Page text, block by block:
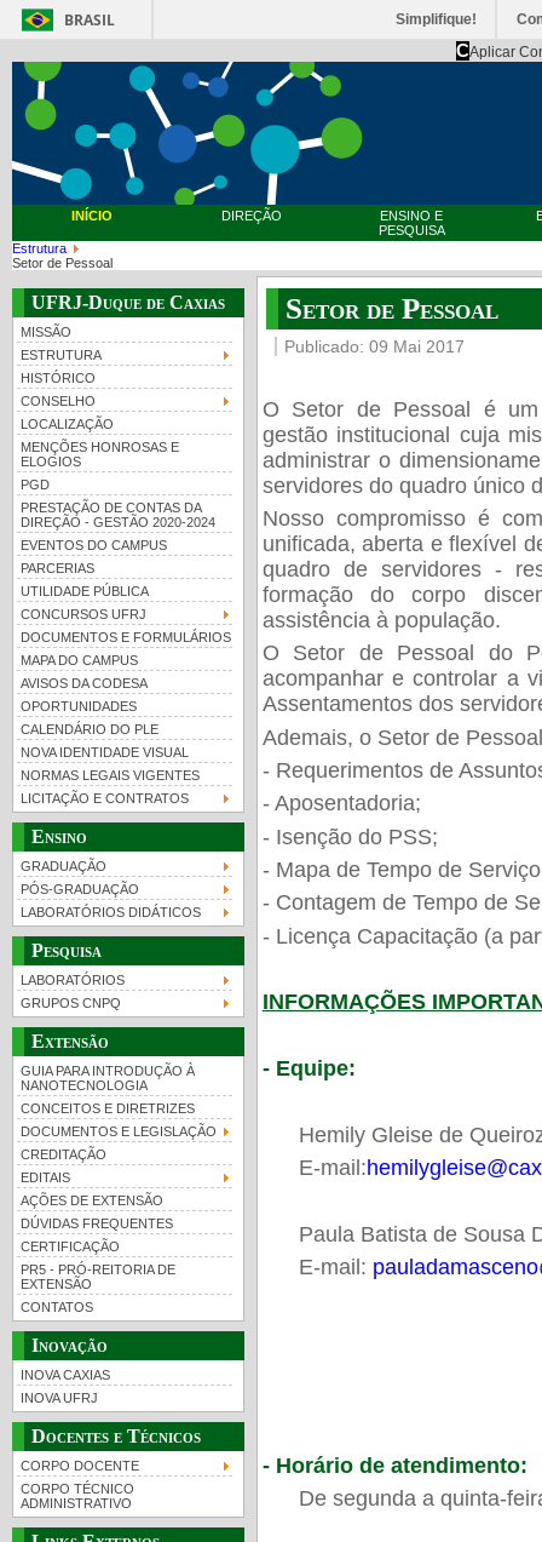
BRASIL Simplifique!
CAplicar
INÍCIO DIREÇÃO
ENSINO E
PESQUISA
Estrutura
Setor de Pessoal
UFRJ-Duque de Caxias
MISSÃO
ESTRUTURA
HISTÓRICO
CONSELHO
LOCALIZAÇÃO
MENÇÕES HONROSAS E
ELOGIOS
PGD
PRESTAÇÃO DE CONTAS DA
DIREÇÃO - GESTÃO 2020-2024
EVENTOS DO CAMPUS
PARCERIAS
UTILIDADE PÚBLICA
CONCURSOS UFRJ
DOCUMENTOS E FORMULÁRIOS
MAPA DO CAMPUS
AVISOS DA CODESA
OPORTUNIDADES
CALENDÁRIO DO PLE
NOVA IDENTIDADE VISUAL
NORMAS LEGAIS VIGENTES
LICITAÇÃO E CONTRATOS
Ensino
GRADUAÇÃO
PÓS-GRADUAÇÃO
LABORATÓRIOS DIDÁTICOS
Pesquisa
LABORATÓRIOS
GRUPOS CNPQ
Extensão
GUIA PARA INTRODUÇÃO À
NANOTECNOLOGIA
CONCEITOS E DIRETRIZES
DOCUMENTOS E LEGISLAÇÃO
CREDITAÇÃO
EDITAIS
AÇÕES DE EXTENSÃO
DÚVIDAS FREQUENTES
CERTIFICAÇÃO
PR5 - PRÓ-REITORIA DE
EXTENSÃO
CONTATOS
Inovação
INOVA CAXIAS
INOVA UFRJ
Docentes e Técnicos
CORPO DOCENTE
CORPO TÉCNICO
ADMINISTRATIVO
Setor de Pessoal
Publicado: 09 Mai 2017
O Setor de Pessoal é
gestão institucional cuja
administrar o
servidores do quadro único
Nosso compromisso é
unificada, aberta e flexível
quadro de servidores -
formação do corpo
assistência à população.
O Setor de Pessoal do
acompanhar e controlar a
Assentamentos dos
Ademais, o Setor de
- Requerimentos de
- Aposentadoria;
- Isenção do PSS;
- Mapa de Tempo de
- Contagem de Tempo de
- Licença Capacitação (a
INFORMAÇÕES
- Equipe:
Hemily Gleise de
E-mail:
Paula Batista de Sousa
E-mail:
- Horário de atendimento:
De segunda a quinta-
Guia de boas práticas
UFRJ 100 anos